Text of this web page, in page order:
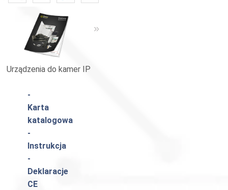
Urządzenia do kamer IP
»
-
Karta
katalogowa
-
Instrukcja
-
Deklaracje
CE